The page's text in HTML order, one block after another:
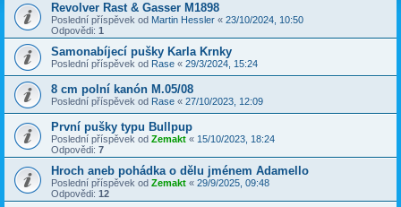
Revolver Rast & Gasser M1898
Poslední příspěvek od Martin Hessler « 23/10/2024, 10:50
Odpovědi: 1
Samonabíjecí pušky Karla Krnky
Poslední příspěvek od Rase « 29/3/2024, 15:24
8 cm polní kanón M.05/08
Poslední příspěvek od Rase « 27/10/2023, 12:09
První pušky typu Bullpup
Poslední příspěvek od Zemakt « 15/10/2023, 18:24
Odpovědi: 7
Hroch aneb pohádka o dělu jménem Adamello
Poslední příspěvek od Zemakt « 29/9/2025, 09:48
Odpovědi: 12